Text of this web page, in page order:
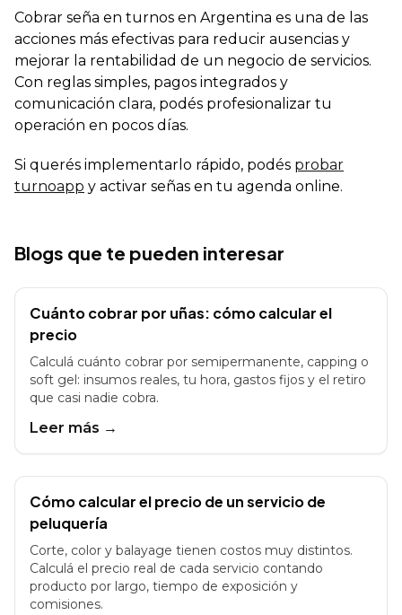
Cobrar seña en turnos en Argentina es una de las
acciones más efectivas para reducir ausencias y
mejorar la rentabilidad de un negocio de servicios.
Con reglas simples, pagos integrados y
comunicación clara, podés profesionalizar tu
operación en pocos días.
Si querés implementarlo rápido, podés probar
turnoapp y activar señas en tu agenda online.
Blogs que te pueden interesar
Cuánto cobrar por uñas: cómo calcular el
precio
Calculá cuánto cobrar por semipermanente, capping o
soft gel: insumos reales, tu hora, gastos fijos y el retiro
que casi nadie cobra.
Leer más →
Cómo calcular el precio de un servicio de
peluquería
Corte, color y balayage tienen costos muy distintos.
Calculá el precio real de cada servicio contando
producto por largo, tiempo de exposición y
comisiones.